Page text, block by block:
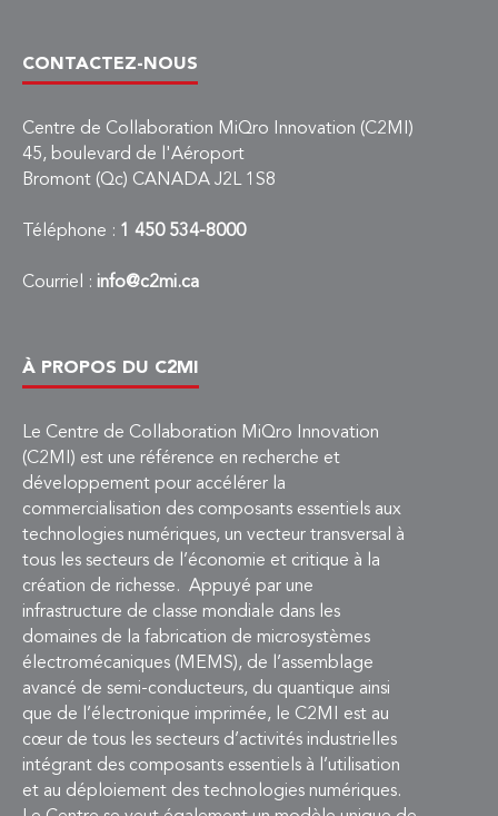
CONTACTEZ-NOUS
Centre de Collaboration MiQro Innovation (C2MI)
45, boulevard de l'Aéroport
Bromont (Qc) CANADA J2L 1S8
Téléphone : 1 450 534-8000
Courriel : info@c2mi.ca
À PROPOS DU C2MI
Le Centre de Collaboration MiQro Innovation
(C2MI) est une référence en recherche et
développement pour accélérer la
commercialisation des composants essentiels aux
technologies numériques, un vecteur transversal à
tous les secteurs de l’économie et critique à la
création de richesse. Appuyé par une
infrastructure de classe mondiale dans les
domaines de la fabrication de microsystèmes
électromécaniques (MEMS), de l’assemblage
avancé de semi-conducteurs, du quantique ainsi
que de l’électronique imprimée, le C2MI est au
cœur de tous les secteurs d’activités industrielles
intégrant des composants essentiels à l’utilisation
et au déploiement des technologies numériques.